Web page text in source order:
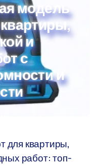
модель
и
с
и
для квартиры,
работ: топ-